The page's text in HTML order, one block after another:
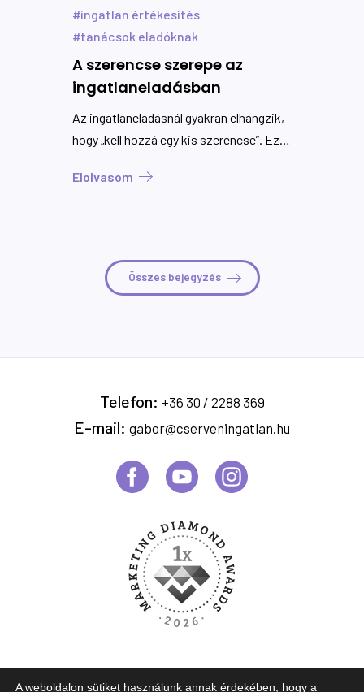
ingatlan értékesítés
tanácsok eladóknak
A szerencse szerepe az
ingatlaneladásban
Az ingatlaneladásnál gyakran elhangzik,
hogy „kell hozzá egy kis szerencse”. Ez
kívülről sokszor úgy tűnhet, mintha
Elolvasom
Összes bejegyzés
Telefon: +36 30 / 2288 369
E-mail: gabor@cserveningatlan.hu
A weboldalon sütiket használunk annak érdekében, hogy a